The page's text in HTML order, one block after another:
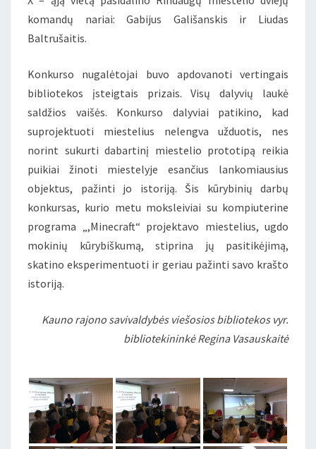
komandų nariai: Gabijus Gališanskis ir Liudas
Baltrušaitis.
Konkurso nugalėtojai buvo apdovanoti vertingais
bibliotekos įsteigtais prizais. Visų dalyvių laukė
saldžios vaišės. Konkurso dalyviai patikino, kad
suprojektuoti miestelius nelengva užduotis, nes
norint sukurti dabartinį miestelio prototipą reikia
puikiai žinoti miestelyje esančius lankomiausius
objektus, pažinti jo istoriją. Šis kūrybinių darbų
konkursas, kurio metu moksleiviai su kompiuterine
programa „,Minecraft“ projektavo miestelius, ugdo
mokinių kūrybiškumą, stiprina jų pasitikėjimą,
skatino eksperimentuoti ir geriau pažinti savo krašto
istoriją.
Kauno rajono savivaldybės viešosios bibliotekos vyr.
bibliotekininkė Regina Vasauskaitė